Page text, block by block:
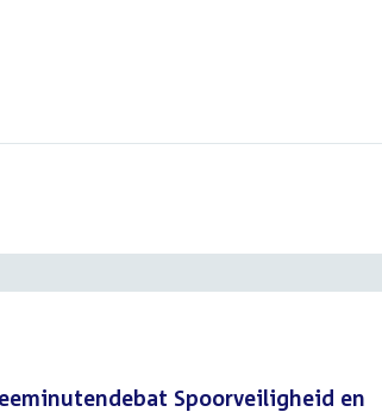
Spoorveiligheid en